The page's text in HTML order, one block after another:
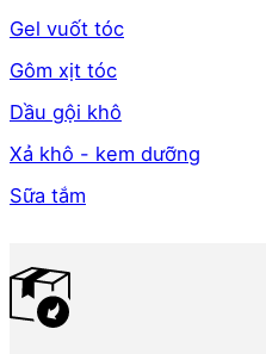
Gel vuốt tóc
Gôm xịt tóc
Dầu gội khô
Xả khô - kem dưỡng
Sữa tắm